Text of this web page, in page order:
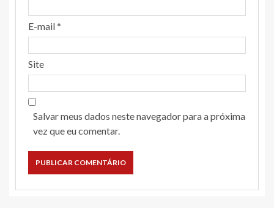
E-mail*
Site
Salvar meus dados neste navegador para a próxima
vez que eu comentar.